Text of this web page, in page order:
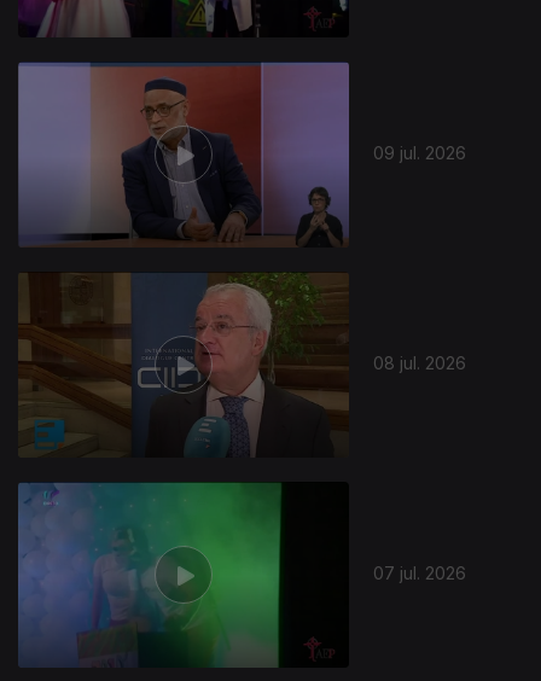
09 jul. 2026
08 jul. 2026
07 jul. 2026
940972